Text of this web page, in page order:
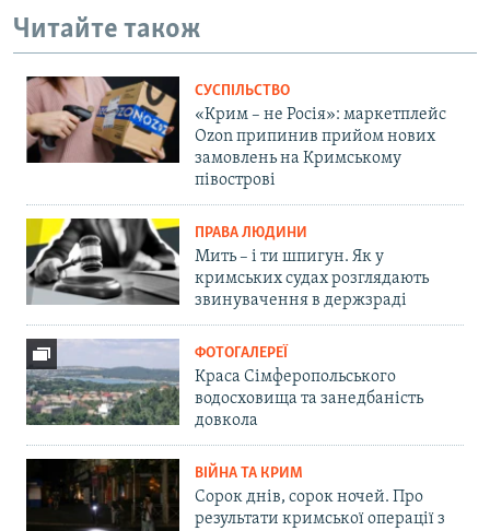
Читайте також
СУСПІЛЬСТВО
«Крим – не Росія»: маркетплейс
Ozon припинив прийом нових
замовлень на Кримському
півострові
ПРАВА ЛЮДИНИ
Мить – і ти шпигун. Як у
кримських судах розглядають
звинувачення в держзраді
ФОТОГАЛЕРЕЇ
Краса Сімферопольського
водосховища та занедбаність
довкола
ВІЙНА ТА КРИМ
Сорок днів, сорок ночей. Про
результати кримської операції з